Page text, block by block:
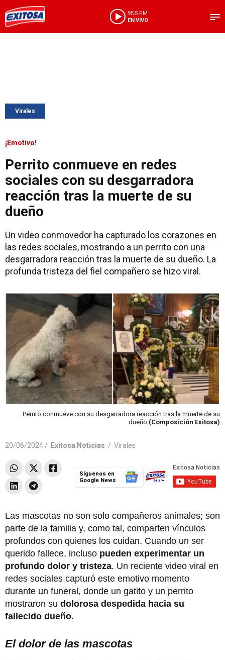
95.5 FM
EN VIVO
Virales
¡Emotivo!
Perrito conmueve en redes
sociales con su desgarradora
reacción tras la muerte de su
dueño
Un video conmovedor ha capturado los corazones en
las redes sociales, mostrando a un perrito con una
desgarradora reacción tras la muerte de su dueño. La
profunda tristeza del fiel compañero se hizo viral.
Perrito conmueve con su desgarradora reacción tras la muerte de su
dueño (Composición Exitosa)
20/06/2024 / Exitosa Noticias / Virales
Síguenos en
Google News
Las mascotas no son solo compañeros animales; son
parte de la familia y, como tal, comparten vínculos
profundos con quienes los cuidan. Cuando un ser
querido fallece, incluso pueden experimentar un
profundo dolor y tristeza. Un reciente video viral en
redes sociales capturó este emotivo momento
durante un funeral, donde un gatito y un perrito
mostraron su dolorosa despedida hacia su
fallecido dueño.
El dolor de las mascotas